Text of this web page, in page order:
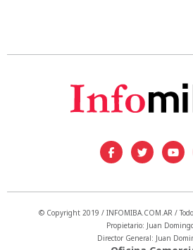
© Copyright 2019 / INFOMIBA.COM.AR /
Propietario: Juan
Director General: Juan